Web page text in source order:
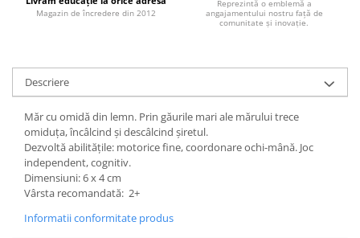
Magazin de încredere din 2012
Reprezintă o emblemă a
angajamentului nostru față de
comunitate și inovație.
Descriere
Măr cu omidă din lemn. Prin găurile mari ale mărului trece
omiduța, încâlcind şi descâlcind şiretul.
Dezvoltă abilităţile: motorice fine, coordonare ochi-mână. Joc
independent, cognitiv.
Dimensiuni: 6 x 4 cm
Vârsta recomandată: 2+
Informatii conformitate produs